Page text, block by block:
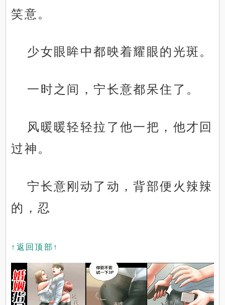
笑意。
少女眼眸中都映着耀眼的光斑。
一时之间，宁长意都呆住了。
风暖暖轻轻拉了他一把，他才回
过神。
宁长意刚动了动，背部便火辣辣
的，忍
↑返回顶部↑